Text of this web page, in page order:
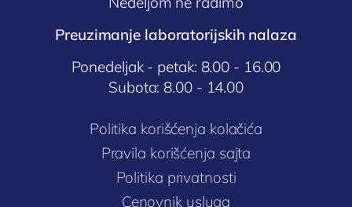
Preuzimanje laboratorijskih nalaza
Ponedeljak - petak: 8.00 - 16.00
Subota: 8.00 - 14.00
Politika korišćenja kolačića
Pravila korišćenja sajta
Politika privatnosti
Cenovnik usluga